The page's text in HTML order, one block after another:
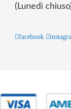
(Lunedì
facebook